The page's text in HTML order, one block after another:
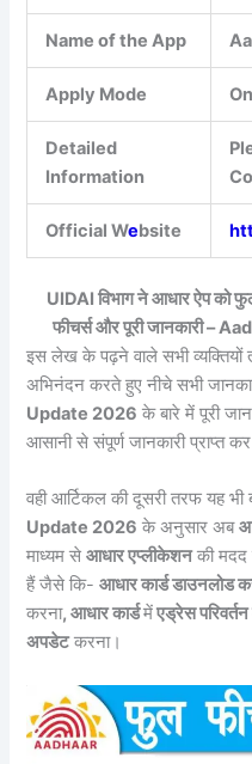
Name of the App
Apply Mode
Detailed
Information
Official Website
UIDAI विभाग ने आधार ऐप को
फीचर्स और पूरी जानकारी –
इस लेख के पढ़ने वाले सभी व्यक्तियों
अभिनंदन करते हुए नीचे सभी
Update 2026 के बारे में पूरी
आसानी से संपूर्ण जानकारी प्राप्त
वही आर्टिकल की दूसरी तरफ यह
Update 2026 के अनुसार अब
माध्यम सेआधार एप्लीकेशनकी मदद
हैं जैसे कि-आधार कार्ड डाउनलोड
करना, आधार कार्डमेंएड्रेस
अपडेटकरना।